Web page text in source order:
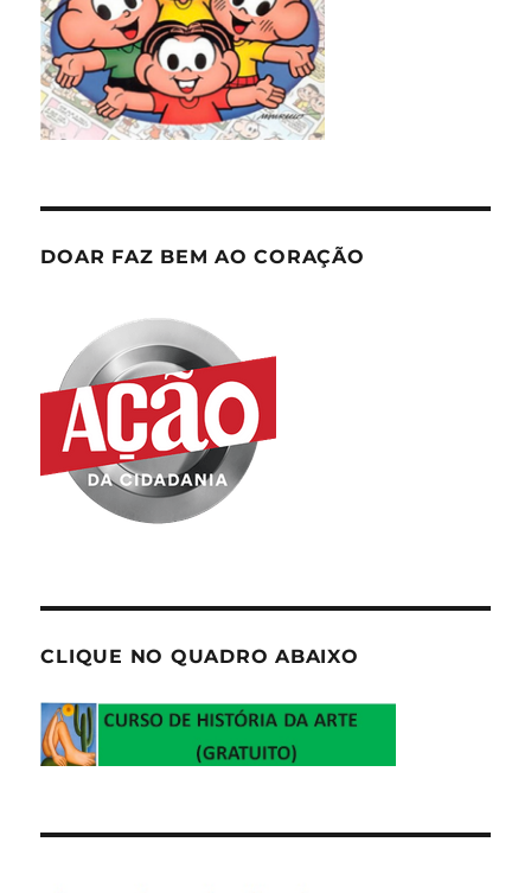
DOAR FAZ BEM AO CORAÇÃO
CLIQUE NO QUADRO ABAIXO